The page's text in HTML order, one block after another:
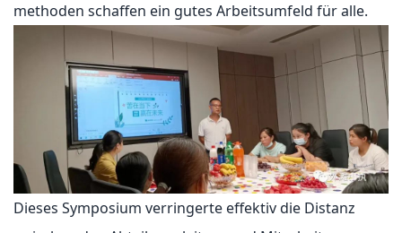
methoden schaffen ein gutes Arbeitsumfeld für alle.
Dieses Symposium verringerte effektiv die Distanz